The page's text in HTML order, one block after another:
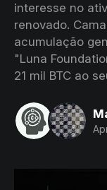
interesse no
renovado.
acumulação
"Luna
21 mil BTC ao